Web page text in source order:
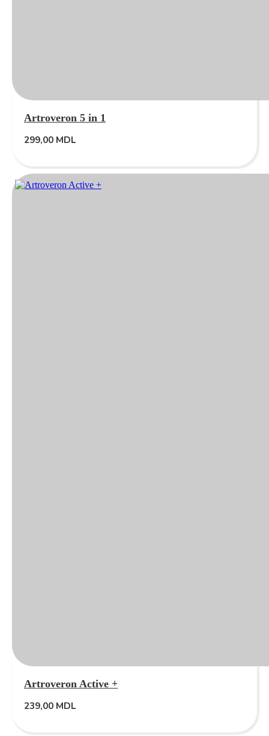
Artroveron 5 in 1
299,00 MDL
Artroveron Active +
239,00 MDL